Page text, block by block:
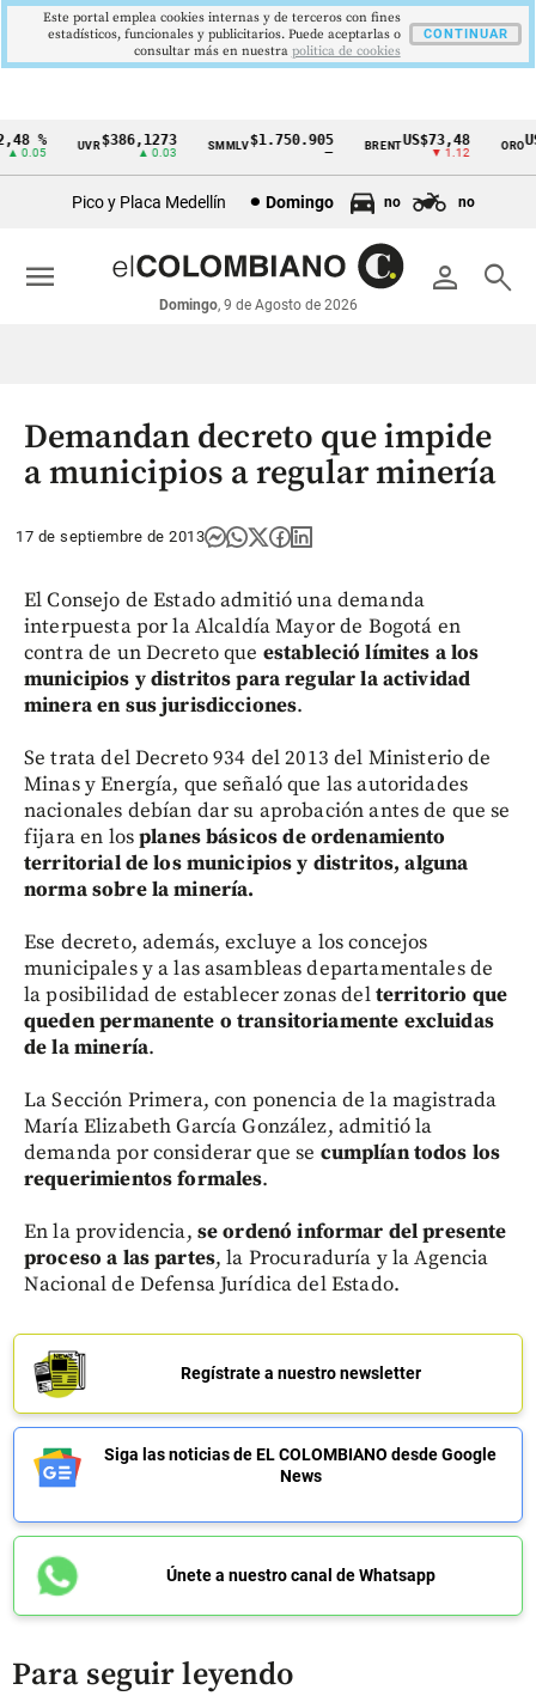
Cintillo
económicos
Colombia
%
0.05
UVR$386,1273
▲ 0.03
SMMLV$1.750.905 BRENTUS$73,48
▼ 1.12
ORO
Pico y Placa Medellín Domingo no no
person search
Domingo, 9 de Agosto de 2026
menu
Demandan decreto que impide
a municipios a regular minería
17 de septiembre de 2013
El Consejo de Estado admitió una demanda
interpuesta por la Alcaldía Mayor de Bogotá en
contra de un Decreto que estableció límites a los
municipios y distritos para regular la actividad
minera en sus jurisdicciones.
Se trata del Decreto 934 del 2013 del Ministerio de
Minas y Energía, que señaló que las autoridades
nacionales debían dar su aprobación antes de que se
fijara en losplanes básicos de ordenamiento
territorial de los municipios y distritos, alguna
norma sobre la minería.
Ese decreto, además, excluye a los concejos
municipales y a las asambleas departamentales de
la posibilidad de establecer zonas delterritorio que
queden permanente o transitoriamente excluidas
de la minería.
La Sección Primera, con ponencia de la magistrada
María Elizabeth García González, admitió la
demanda por considerar que se cumplían todos los
requerimientos formales.
En la providencia, se ordenó informar del presente
proceso a las partes, la Procuraduría y la Agencia
Nacional de Defensa Jurídica del Estado.
Regístrate a nuestro newsletter
Siga las noticias de EL COLOMBIANO desde Google
News
Únete a nuestro canal de Whatsapp
Para seguir leyendo
Este portal emplea cookies internas y de terceros con fines
estadísticos, funcionales y publicitarios. Puede aceptarlas o
consultar más en nuestra politica de cookies
CONTINUAR